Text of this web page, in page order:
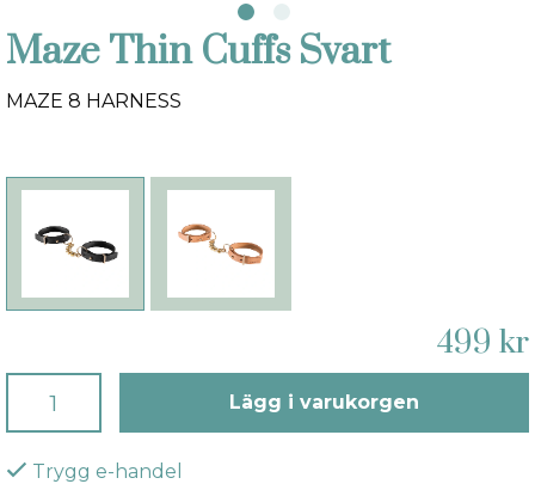
Maze Thin Cuffs Svart
MAZE 8 HARNESS
499 kr
Lägg i varukorgen
Trygg e-handel